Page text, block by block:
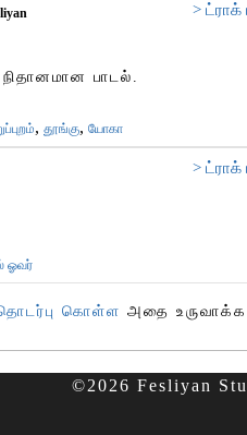
> ட்ராக்
பாடல்.
, தூங்கு, யோகா
> ட்ராக்
ஓவர்
கொள்ள அதை
©2026 Fesliyan